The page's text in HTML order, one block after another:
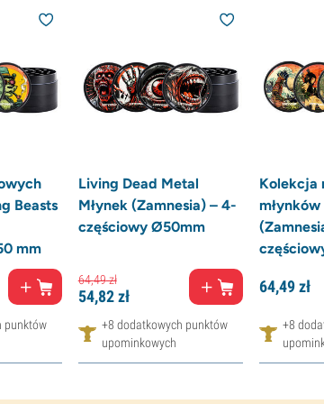
Beasts
mm
punktów
Living Dead Metal
Młynek (Zamnesia) – 4-
częściowy Ø50mm
64,49zł
54,82zł
+8 dodatkowych punktów
upominkowych
Kolekcja
młynków
64,49zł
+8